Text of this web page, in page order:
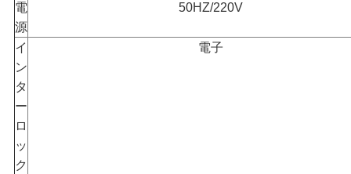
プ
ラ
イ
バ
シ
電
源
50HZ/220V
イ
ン
タ
ー
ロ
ッ
ク
電子